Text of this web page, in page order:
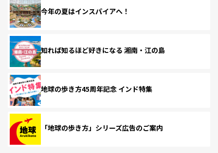
今年の夏はインスパイアへ！
知れば知るほど好きになる 湘南・江の島
地球の歩き方45周年記念 インド特集
「地球の歩き方」シリーズ広告のご案内